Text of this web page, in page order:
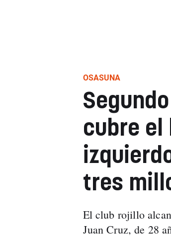
OSASUNA
cubre el
tres
El club rojillo
Juan Cruz, de 28